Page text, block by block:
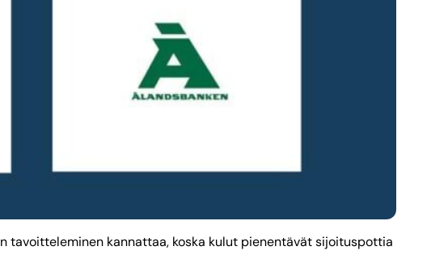
tavoitteleminen kannattaa, koska kulut pienentävät sijoituspottia